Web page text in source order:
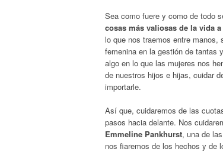
Sea como fuere y como de todo
cosas más valiosas de la vida
lo que nos traemos entre
femenina en la gestión de tantas
algo en lo que las mujeres nos
de nuestros hijos e hijas, cuidar
importarle.
Así que, cuidaremos de las
pasos hacia delante. Nos
Emmeline Pankhurst, una de
nos fiaremos de los hechos y de